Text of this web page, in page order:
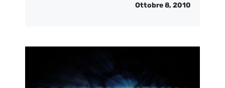
Ottobre 8, 2010